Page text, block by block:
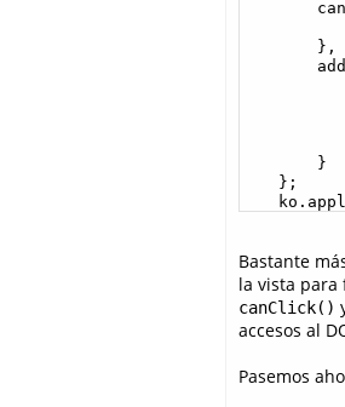
},
}
};
Bastante
la vista para
canClick()
accesos al
Pasemos